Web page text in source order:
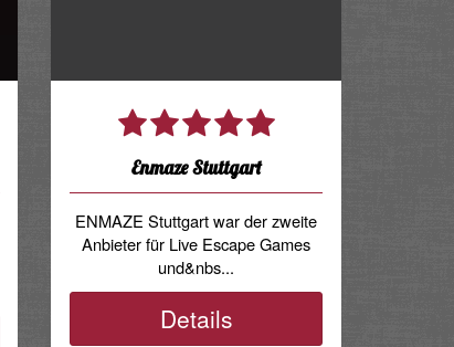
Enmaze Stuttgart
ENMAZE Stuttgart war der zweite
Anbieter für Live Escape Games
und&nbs...
Details